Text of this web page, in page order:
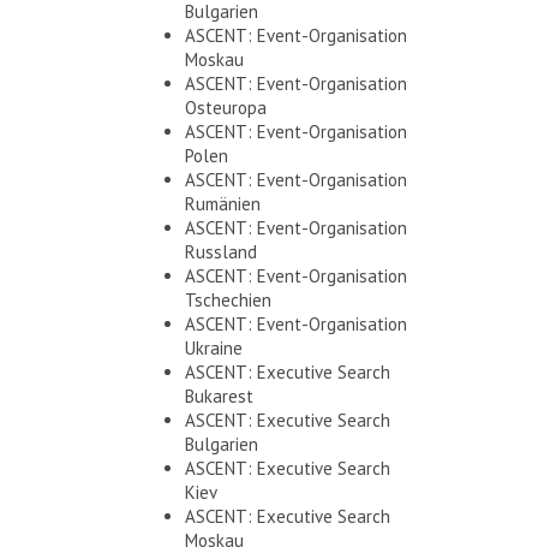
Bulgarien
ASCENT: Event-Organisation
Moskau
ASCENT: Event-Organisation
Osteuropa
ASCENT: Event-Organisation
Polen
ASCENT: Event-Organisation
Rumänien
ASCENT: Event-Organisation
Russland
ASCENT: Event-Organisation
Tschechien
ASCENT: Event-Organisation
Ukraine
ASCENT: Executive Search
Bukarest
ASCENT: Executive Search
Bulgarien
ASCENT: Executive Search
Kiev
ASCENT: Executive Search
Moskau